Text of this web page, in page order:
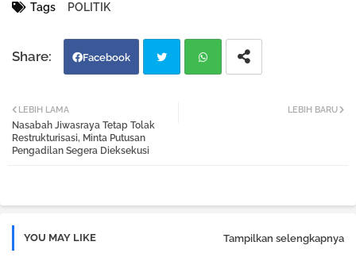
Tags POLITIK
Facebook
tter
LEBIH BARU
LEBIH LAMA
Nasabah Jiwasraya Tetap Tolak
Restrukturisasi, Minta Putusan
Pengadilan Segera Dieksekusi
YOU MAY LIKE Tampilkan selengkapnya